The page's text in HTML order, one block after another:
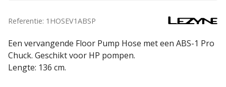
Referentie: 1HOSEV1ABSP
Een vervangende Floor Pump Hose met een ABS-1 Pro
Chuck. Geschikt voor HP pompen.
Lengte: 136 cm.